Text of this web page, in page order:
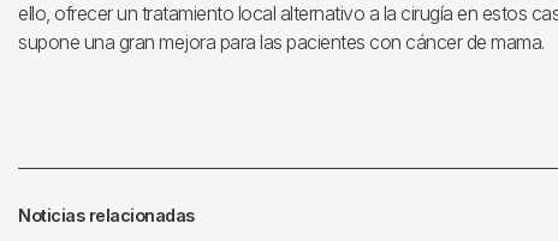
ello, ofrecer un tratamiento local alternativo a la cirugía en estos
supone una gran mejora para las pacientes con cáncer de mama.
Noticias relacionadas